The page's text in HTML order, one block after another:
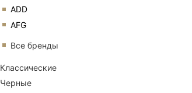
ADD
AFG
Все бренды
Классические
Черные